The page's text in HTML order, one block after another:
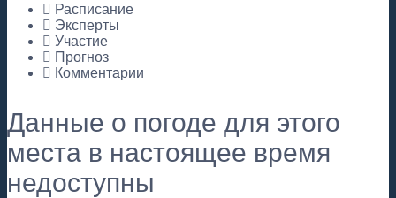
Расписание
Эксперты
Участие
Прогноз
Комментарии
Данные о погоде для этого
места в настоящее время
недоступны